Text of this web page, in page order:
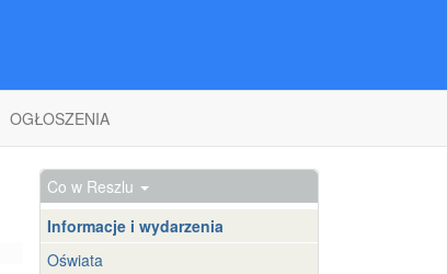
OGŁOSZENIA
Co w Reszlu
Informacje i wydarzenia
Oświata